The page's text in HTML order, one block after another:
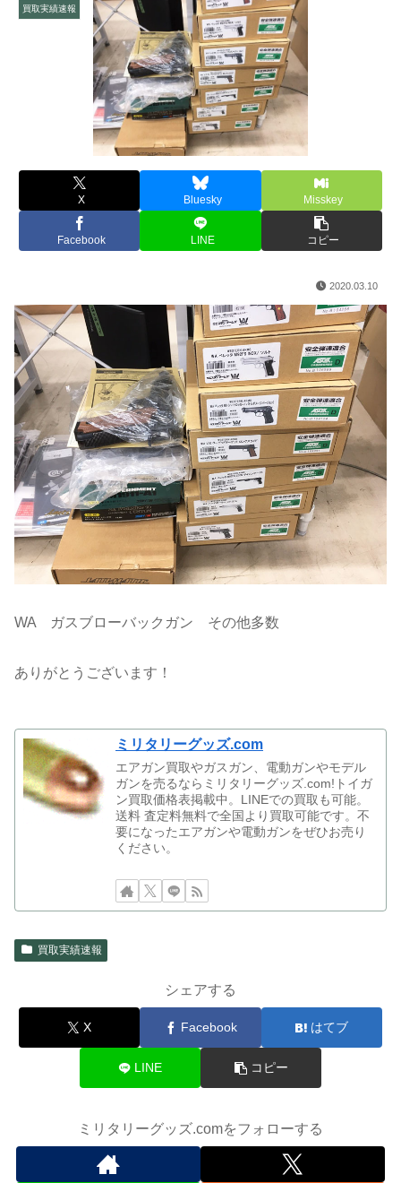
買取実績速報
X Bluesky Misskey
Facebook LINE コピー
2020.03.10
WA ガスブローバックガン その他多数
ありがとうございます！
ミリタリーグッズ.com
エアガン買取やガスガン、電動ガンやモデル
ガンを売るならミリタリーグッズ.com!トイガ
ン買取価格表掲載中。LINEでの買取も可能。
送料 査定料無料で全国より買取可能です。不
要になったエアガンや電動ガンをぜひお売り
ください。
買取実績速報
シェアする
X Facebook はてブ
LINE コピー
ミリタリーグッズ.comをフォローする